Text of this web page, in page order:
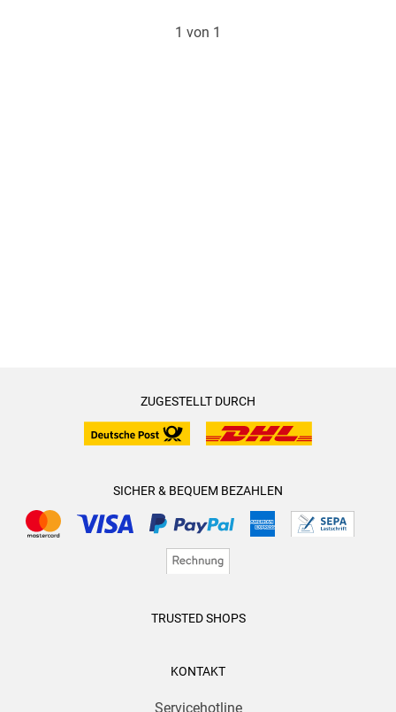
1 von 1
ZUGESTELLT DURCH
SICHER & BEQUEM BEZAHLEN
TRUSTED SHOPS
KONTAKT
Servicehotline